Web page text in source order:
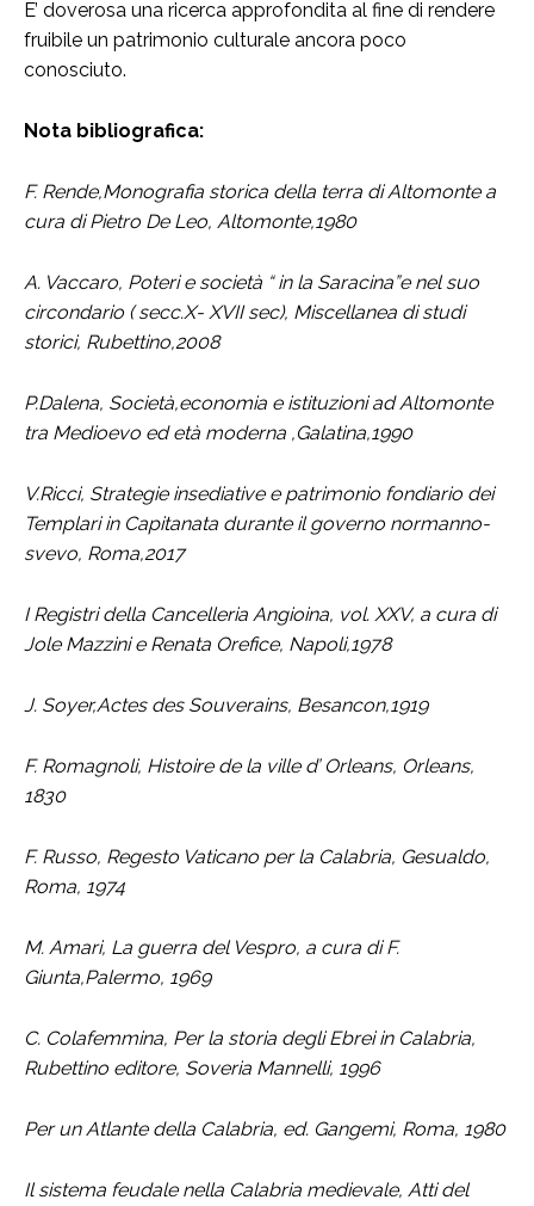
E’ doverosa una ricerca approfondita al fine di rendere
fruibile un patrimonio culturale ancora poco
conosciuto.
Nota bibliografica:
F. Rende,Monografia storica della terra di Altomonte a
cura di Pietro De Leo, Altomonte,1980
A. Vaccaro, Poteri e società “ in la Saracina”e nel suo
circondario ( secc.X- XVII sec), Miscellanea di studi
storici, Rubettino,2008
P.Dalena, Società,economia e istituzioni ad Altomonte
tra Medioevo ed età moderna ,Galatina,1990
V.Ricci, Strategie insediative e patrimonio fondiario dei
Templari in Capitanata durante il governo normanno-
svevo, Roma,2017
I Registri della Cancelleria Angioina, vol. XXV, a cura di
Jole Mazzini e Renata Orefice, Napoli,1978
J. Soyer,Actes des Souverains, Besancon,1919
F. Romagnoli, Histoire de la ville d’ Orleans, Orleans,
1830
F. Russo, Regesto Vaticano per la Calabria, Gesualdo,
Roma, 1974
M. Amari, La guerra del Vespro, a cura di F.
Giunta,Palermo, 1969
C. Colafemmina, Per la storia degli Ebrei in Calabria,
Rubettino editore, Soveria Mannelli, 1996
Per un Atlante della Calabria, ed. Gangemi, Roma, 1980
Il sistema feudale nella Calabria medievale, Atti del